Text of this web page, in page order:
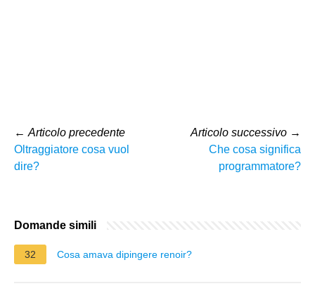
← Articolo precedente
Oltraggiatore cosa vuol
dire?
Articolo successivo →
Che cosa significa
programmatore?
Domande simili
32 Cosa amava dipingere renoir?